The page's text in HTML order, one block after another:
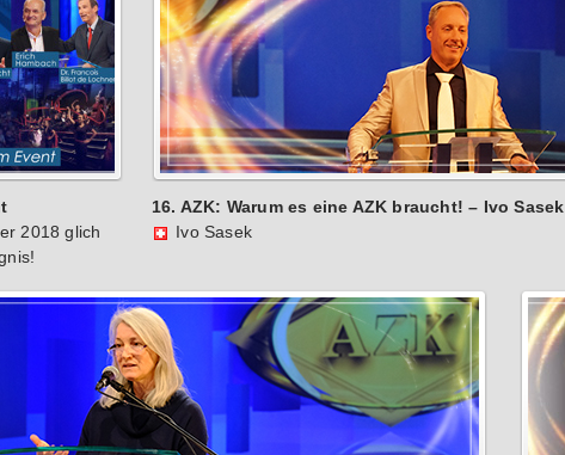
2018 glich
16. AZK: Warum es eine AZK braucht! – Ivo Sasek
Ivo Sasek